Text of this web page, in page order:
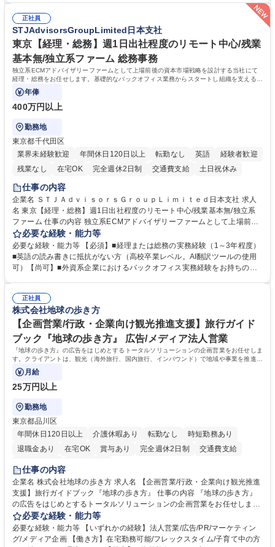
く 進行管理能力や調整力など、市場価値の高いキャリアアップが可能で
す。 ※業務の変更範囲：会社の定める業務※ 募集職種 【コーポレート庶
務】未経験歓迎/土日祝休/エンタメを支える事務
体感しながら、社会貢献性の高い業務に携わることができます。■単なる
ルーティンワークに留まらず、外注事業者との連携や業務プロセスの推進
など、自らの裁量で組織の仕組みづくりに関われるやりがいがあります。
■土日祝休みで、プライベートと両立しながら専門スキルを磨ける環境で
す。 学歴・資格 学歴：大学院 大学 高専 短大 専修学校 高校 語学力： 資
格：
正社員
STJAdvisorsGroupLimited日本支社
東京【経理・総務】週1日出社程度のリモート中心/残業
基本無/独立系ファーム 総務事務
独立系ECMアドバイザリーファームとして上場前後の資本市場戦略を設計する当社にて
経理・総務をお任せします。基礎的なバックオフィス業務からスタートし組織を支える専
任担当として広く活躍できる環境です。
年俸
400万円以上
勤務地
東京都千代田区
業界未経験歓迎
年間休日120日以上 転勤なし 英語
経験者歓迎
残業なし
在宅OK 完全週休2日制 交通費支給 土日祝休み
仕事の内容
企業名 ＳＴＪＡｄｖｉｓｏｒｓＧｒｏｕｐＬｉｍｉｔｅｄ日本支社 求人
名 東京【経理・総務】週1日出社程度のリモート中心/残業基本無/独立系
ファーム 仕事の内容 独立系ECMアドバイザリーファームとして上場前後
の資本市場戦略を設計する当社にて経理・総務をお任せします。基礎的な
バックオフィス業務からスタートし組織を支える専任担当として広く活躍
できる環境です。 ■日常経理、月次および年次決算サポート業務 ■本国
（グローバル）との英文メール対応（AI翻訳ツール等を使用しての対応で
業務をお任せします。残業も基本的には発生せず、ご自身のペースで業務
を進めやすく定着率の高い環境です。 募集職種 東京【経理・総務】週1日
出社程度のリモート中心/残業基本無/独立系ファーム
必要な経験・能力等
必要な経験・能力等 【必須】■経理または総務の実務経験（1～3年程度）
■英語の読み書きに抵抗がない方（高校卒業レベル。AI翻訳ツールの使用
可）【尚可】■外資系企業におけるバックオフィス実務経験をお持ちの方
【働き方について】現在は週4日程度の在宅勤務を実施しており、ワーク
ライフバランスを重視する方に最適な環境です（フルリモートも面接で相
談可）。【求める人物像】幅広いバックオフィス業務に柔軟に対応でき、
社内外と円滑にコミュニケーションを取りながら業務を推進できる方 学
歴・資格 学歴：大学院 大学 高専 短大 専修学校 高校 語学力： 資格：
正社員
株式会社地球の歩き方
【企画営業/行政・企業向け観光推進支援】旅行ガイド
ブック『地球の歩き方』 広告/メディア法人営業
『地球の歩き方』の広告をはじめとするトータルソリューションの企画営業をお任せしま
す。クライアントは、観光（海外旅行、国内旅行、インバウンド）で地域や事業を推進し
たい国内外の行政や企業です。
月給
25万円以上
勤務地
東京都品川区
年間休日120日以上
介護休暇あり 転勤なし
時短勤務あり
退職金あり
在宅OK 賞与あり 完全週休2日制
交通費支給
駅近5分以内
仕事の内容
企業名 株式会社地球の歩き方 求人名 【企画営業/行政・企業向け観光推進
支援】旅行ガイドブック『地球の歩き方』 仕事の内容 『地球の歩き方』
の広告をはじめとするトータルソリューションの企画営業をお任せしま
す。クライアントは、観光（海外旅行、国内旅行、インバウンド）で地域
や事業を推進したい国内外の行政や企業です。 【業務詳細】■『地球の歩
き方』は海外旅行ガイドブックのNo.1ブランドであり、国内旅行において
必要な経験・能力等
必要な経験・能力等 【いずれかの経験】法人営業/広告/PR/マーケティン
グ/メディア企画 【働き方】在宅勤務可能/フレックスタイム/子育て中の方